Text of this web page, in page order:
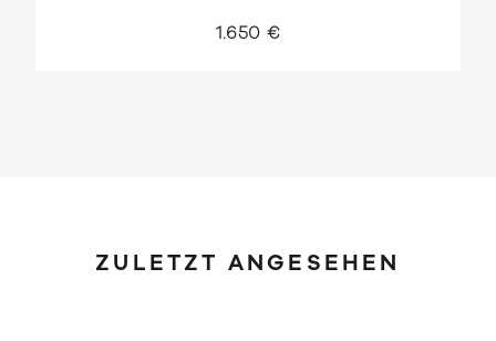
1.650 €
ZULETZT ANGESEHEN